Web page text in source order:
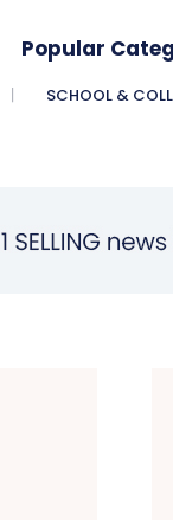
Popular
SCHOOL &